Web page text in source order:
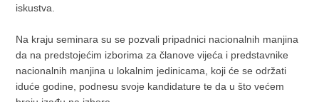
iskustva.
Na kraju seminara su se pozvali pripadnici nacionalnih manjina
da na predstojećim izborima za članove vijeća i predstavnike
nacionalnih manjina u lokalnim jedinicama, koji će se održati
iduće godine, podnesu svoje kandidature te da u što većem